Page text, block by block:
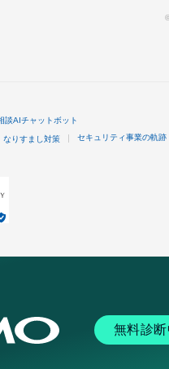
談AIチャットボット
なりすまし対策 セキュリティ事業の軌跡
無料診断